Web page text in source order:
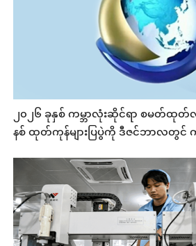
၂၀၂၆ ခုနှစ် ကမ္ဘာလုံးဆိုင်ရာ စမတ်ထု
နစ် ထုတ်ကုန်များပြပွဲကို ဒီဇင်ဘာလတွင်